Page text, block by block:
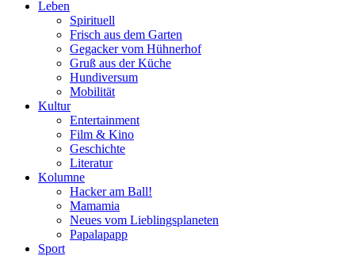
Leben
Spirituell
Frisch aus dem Garten
Gegacker vom Hühnerhof
Gruß aus der Küche
Hundiversum
Mobilität
Kultur
Entertainment
Film & Kino
Geschichte
Literatur
Kolumne
Hacker am Ball!
Mamamia
Neues vom Lieblingsplaneten
Papalapapp
Sport